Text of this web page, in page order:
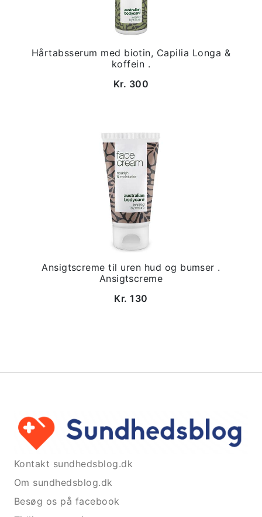
Hårtabsserum med biotin, Capilia Longa &
koffein .
Kr. 300
Ansigtscreme til uren hud og bumser .
Ansigtscreme
Kr. 130
Kontakt sundhedsblog.dk
Om sundhedsblog.dk
Besøg os på facebook